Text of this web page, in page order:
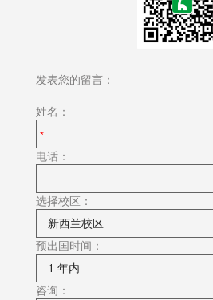
发表您的留言：
姓名：
电话：
选择校区：
预出国时间：
咨询：